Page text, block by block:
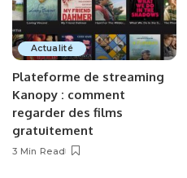
Actualité
Plateforme de streaming
Kanopy : comment
regarder des films
gratuitement
3 Min Read